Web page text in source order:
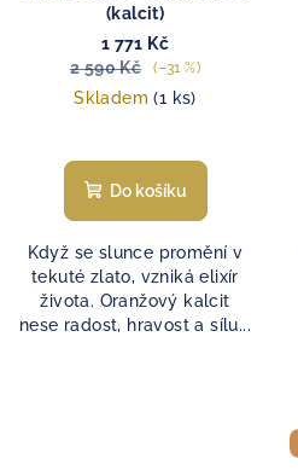
(kalcit)
1 771 Kč
2 590 Kč
(–31 %)
Skladem(1 ks)
Do košíku
Když se slunce promění v
tekuté zlato, vzniká elixír
života. Oranžový kalcit
nese radost, hravost a sílu...